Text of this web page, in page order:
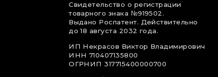
Свидетельство о регистрации
товарного знака №919502.
Выдано Роспатент. Действительно
до 18 августа 2032 года.
ИП Некрасов Виктор Владимирович
ИНН 710407135800
ОГРНИП 317715400000700